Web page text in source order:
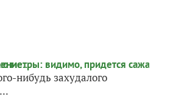
нибудь захудалого